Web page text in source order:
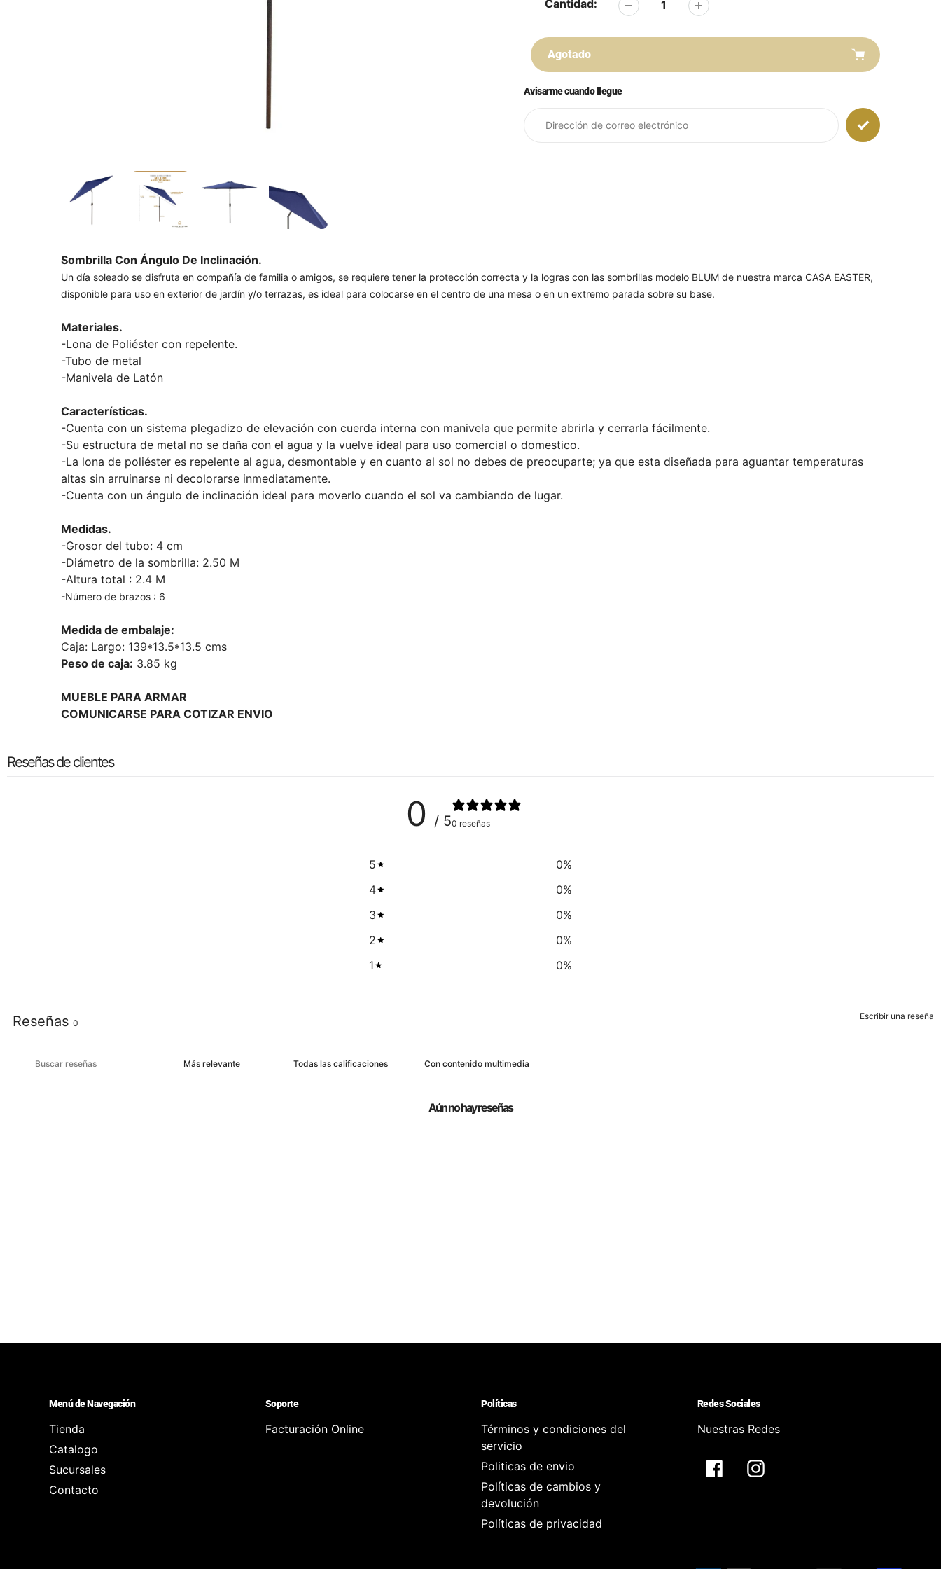
Cantidad:
Agotado
Agregar
Avisarme cuando llegue
Sombrilla Con Ángulo De Inclinación.
Un día soleado se disfruta en compañía de familia o amigos, se requiere tener la protección correcta y la logras con las sombrillas modelo BLUM de nuestra marca CASA EASTER,
disponible para uso en exterior de jardín y/o terrazas, es ideal para colocarse en el centro de una mesa o en un extremo parada sobre su base.
Materiales.
-Lona de Poliéster con repelente.
-Tubo de metal
-Manivela de Latón
Características.
-Cuenta con un sistema plegadizo de elevación con cuerda interna con manivela que permite abrirla y cerrarla fácilmente.
-Su estructura de metal no se daña con el agua y la vuelve ideal para uso comercial o domestico.
-La lona de poliéster es repelente al agua, desmontable y en cuanto al sol no debes de preocuparte; ya que esta diseñada para aguantar temperaturas
altas sin arruinarse ni decolorarse inmediatamente.
-Cuenta con un ángulo de inclinación ideal para moverlo cuando el sol va cambiando de lugar.
Medidas.
-Grosor del tubo: 4 cm
-Diámetro de la sombrilla: 2.50 M
-Altura total : 2.4 M
-Número de brazos : 6
Medida de embalaje:
Caja: Largo: 139*13.5*13.5 cms
Peso de caja: 3.85 kg
MUEBLE PARA ARMAR
COMUNICARSE PARA COTIZAR ENVIO
Reseñas de clientes
0 / 50 reseñas
5 0%
4
0%
3
0%
2
0%
1
0%
Escribir una reseña
Reseñas 0
Con contenido multimedia
Aún no hay reseñas
Menú de Navegación
Tienda
Catalogo
Sucursales
Contacto
Soporte
Facturación Online
Políticas
Términos y condiciones del
servicio
Politicas de envio
Políticas de cambios y
devolución
Políticas de privacidad
Redes Sociales
Nuestras Redes
FacebookInstagram